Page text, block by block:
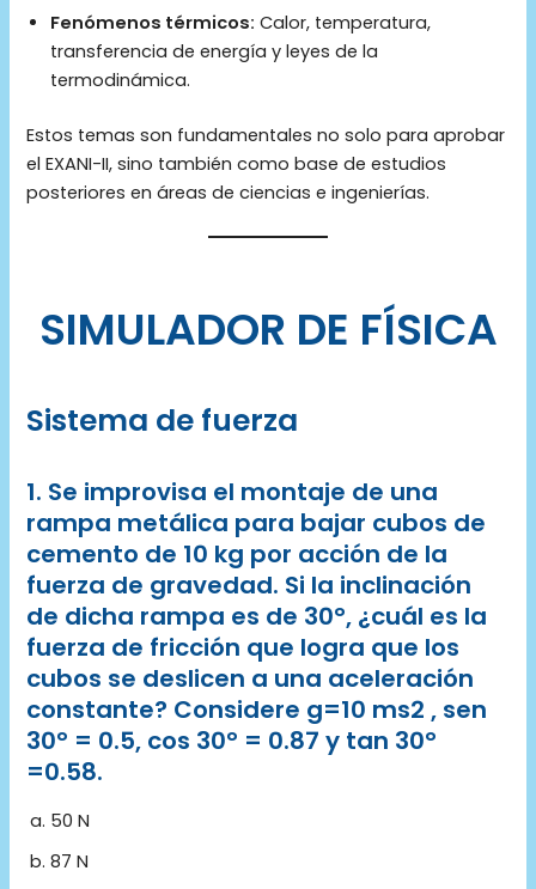
Fenómenos térmicos: Calor, temperatura,
transferencia de energía y leyes de la
termodinámica.
Estos temas son fundamentales no solo para aprobar
el EXANI-II, sino también como base de estudios
posteriores en áreas de ciencias e ingenierías.
SIMULADOR DE FÍSICA
Sistema de fuerza
1. Se improvisa el montaje de una
rampa metálica para bajar cubos de
cemento de 10 kg por acción de la
fuerza de gravedad. Si la inclinación
de dicha rampa es de 30°, ¿cuál es la
fuerza de fricción que logra que los
cubos se deslicen a una aceleración
constante? Considere g=10 ms2 , sen
30° = 0.5, cos 30° = 0.87 y tan 30°
=0.58.
50 N
87 N